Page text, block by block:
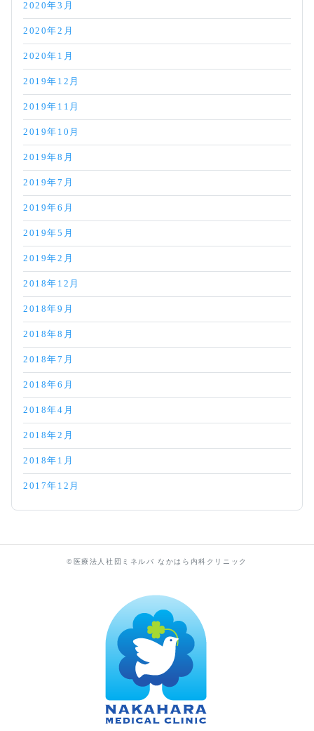
2020年3月
2020年2月
2020年1月
2019年12月
2019年11月
2019年10月
2019年8月
2019年7月
2019年6月
2019年5月
2019年2月
2018年12月
2018年9月
2018年8月
2018年7月
2018年6月
2018年4月
2018年2月
2018年1月
2017年12月
©医療法人社団ミネルバ なかはら内科クリニック